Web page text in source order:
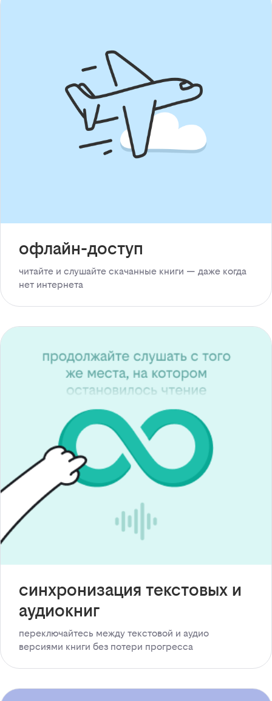
офлайн-доступ
читайте и слушайте скачанные книги — даже когда
нет интернета
синхронизация текстовых и
аудиокниг
переключайтесь между текстовой и аудио
версиями книги без потери прогресса